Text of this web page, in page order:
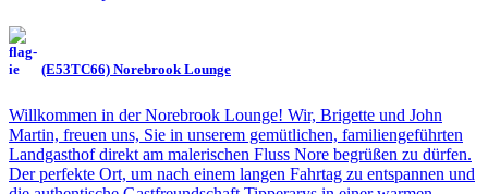
(E53TC66) Norebrook Lounge
Willkommen in der Norebrook Lounge! Wir, Brigette und John
Martin, freuen uns, Sie in unserem gemütlichen, familiengeführten
Landgasthof direkt am malerischen Fluss Nore begrüßen zu dürfen.
Der perfekte Ort, um nach einem langen Fahrtag zu entspannen und